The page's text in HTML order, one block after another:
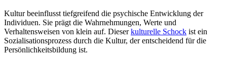
Kultur beeinflusst tiefgreifend die psychische Entwicklung der
Individuen. Sie prägt die Wahrnehmungen, Werte und
Verhaltensweisen von klein auf. Dieserkulturelle Schock ist ein
Sozialisationsprozess durch die Kultur, der entscheidend für die
Persönlichkeitsbildung ist.